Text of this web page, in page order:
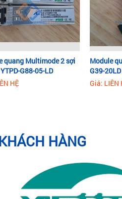
quang Multimode 2 sợi
G88-05-LD
HỆ
Module
G39-20LD
Giá: LIÊN
HÀNG